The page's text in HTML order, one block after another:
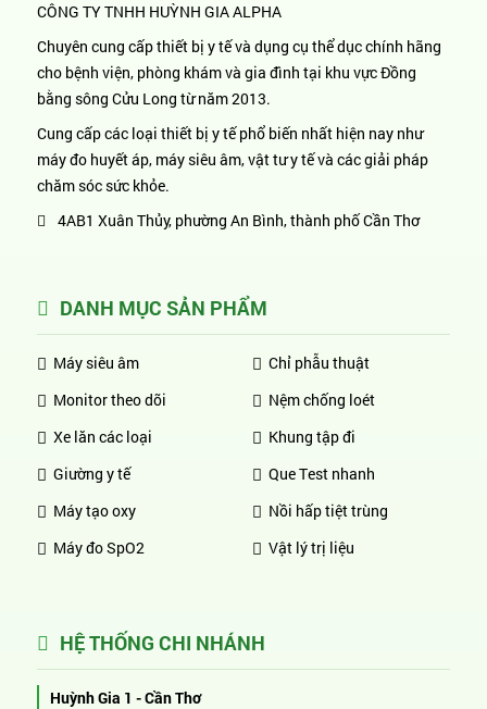
CÔNG TY TNHH HUỲNH GIA ALPHA
Chuyên cung cấp thiết bị y tế và dụng cụ thể dục chính hãng
cho bệnh viện, phòng khám và gia đình tại khu vực Đồng
bằng sông Cửu Long từ năm 2013.
Cung cấp các loại thiết bị y tế phổ biến nhất hiện nay như
máy đo huyết áp, máy siêu âm, vật tư y tế và các giải pháp
chăm sóc sức khỏe.
4AB1 Xuân Thủy, phường An Bình, thành phố Cần Thơ
DANH MỤC SẢN PHẨM
Máy siêu âm
Monitor theo dõi
Xe lăn các loại
Giường y tế
Máy tạo oxy
Máy đo SpO2
Chỉ phẫu thuật
Nệm chống loét
Khung tập đi
Que Test nhanh
Nồi hấp tiệt trùng
Vật lý trị liệu
HỆ THỐNG CHI NHÁNH
Huỳnh Gia 1 - Cần Thơ